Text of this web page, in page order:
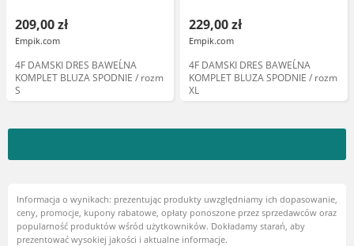
209,00 zł
Empik.com
4F DAMSKI DRES BAWEĹNA
KOMPLET BLUZA SPODNIE / rozm
S
229,00 zł
Empik.com
4F DAMSKI DRES BAWEĹNA
KOMPLET BLUZA SPODNIE / rozm
XL
Informacja o wynikach: prezentując produkty uwzględniamy ich dopasowanie,
ceny, promocje, kupony rabatowe, opłaty ponoszone przez sprzedawców oraz
popularność produktów wśród użytkowników. Dokładamy starań, aby
prezentować wysokiej jakości i aktualne informacje.